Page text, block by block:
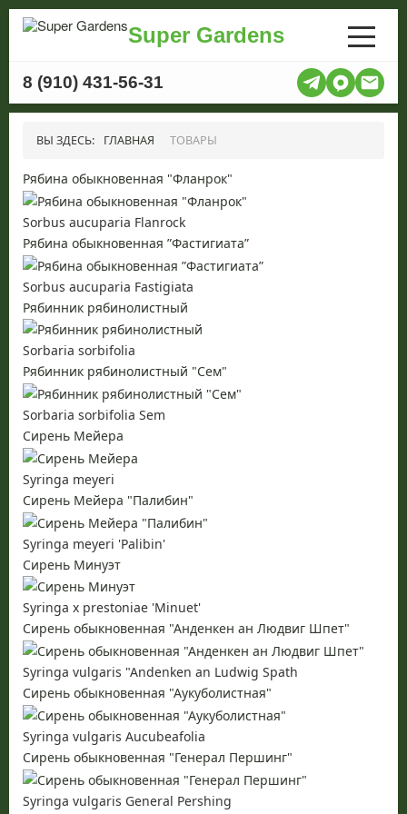
Super Gardens
8 (910) 431-56-31
ВЫ ЗДЕСЬ: ГЛАВНАЯ ТОВАРЫ
Рябина обыкновенная "Фланрок"
Sorbus aucuparia Flanrock
Рябина обыкновенная ”Фастигиата”
Sorbus aucuparia Fastigiata
Рябинник рябинолистный
Sorbaria sorbifolia
Рябинник рябинолистный "Сем"
Sorbaria sorbifolia Sem
Сирень Мейера
Syringa meyeri
Сирень Мейера "Палибин"
Syringa meyeri 'Palibin'
Сирень Минуэт
Syringa x prestoniae 'Minuet'
Сирень обыкновенная "Анденкен ан Людвиг Шпет"
Syringa vulgaris "Andenken an Ludwig Spath
Сирень обыкновенная "Аукуболистная"
Syringa vulgaris Aucubeafolia
Сирень обыкновенная "Генерал Першинг"
Syringa vulgaris General Pershing